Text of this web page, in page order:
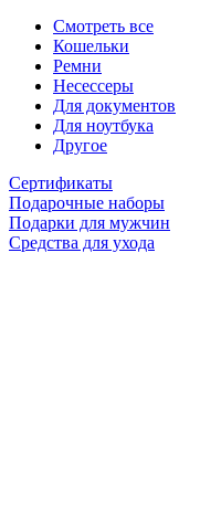
Смотреть все
Кошельки
Ремни
Несессеры
Для документов
Для ноутбука
Другое
Сертификаты
Подарочные наборы
Подарки для мужчин
Средства для ухода